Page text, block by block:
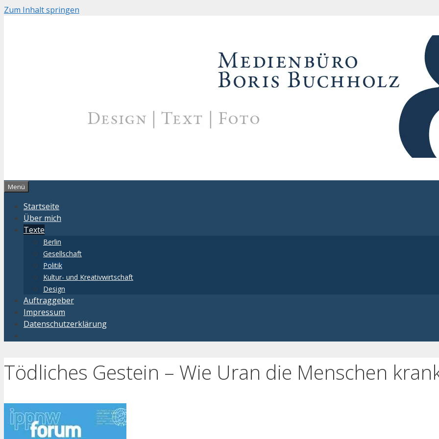
Zum Inhalt springen
Menü
Startseite
Über mich
Texte
Berlin
Gesellschaft
Politik
Kultur- und Kreativwirtschaft
Design
Auftraggeber
Impressum
Datenschutzerklärung
Tödliches Gestein – Wie Uran die Menschen